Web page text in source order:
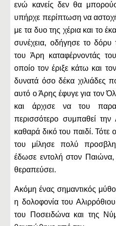
ενώ κανείς δεν θα
υπήρχε περίπτωση να
με τα δυο της χέρια και το
συνέχεια, οδήγησε το
του Άρη καταφέρνοντάς
οποίο τον έριξε κάτω και
δυνατά όσο δέκα χιλιάδες
αυτό ο Άρης έφυγε για τον
και άρχισε να του
περισσότερο συμπαθεί την
καθαρά δικό του παιδί. Τότε
του μίλησε πολύ
έδωσε εντολή στον
θεραπεύσει.
Ακόμη ένας σημαντικός
η δολοφονία του
του Ποσειδώνα και της